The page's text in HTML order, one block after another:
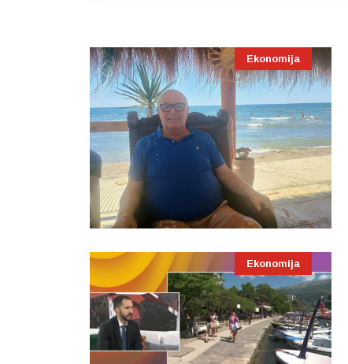
Ekonomija
Ekonomija